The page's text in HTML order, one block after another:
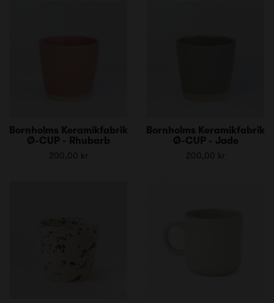
Bornholms Keramikfabrik
Ø-CUP - Rhubarb
200,00 kr
Bornholms Keramikfabrik
Ø-CUP - Jade
200,00 kr